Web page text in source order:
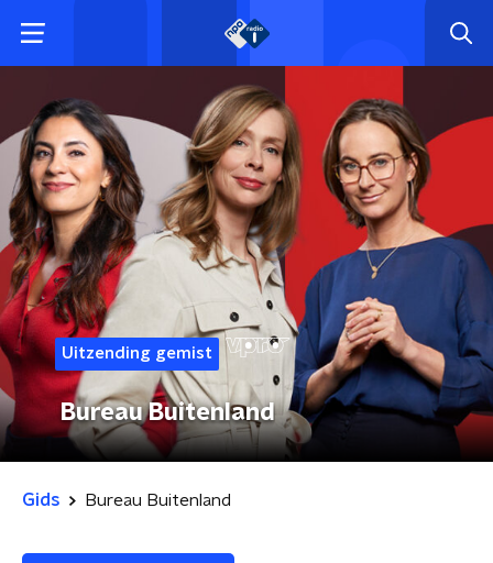
Uitzending gemist
Bureau Buitenland
Gids Bureau Buitenland